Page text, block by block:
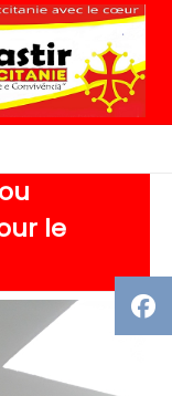
le